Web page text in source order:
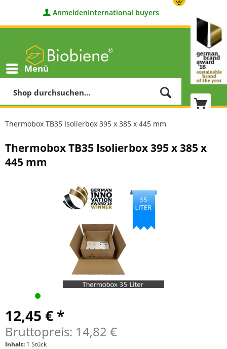
AnmeldenInternational buyers
Menü
Thermobox TB35 Isolierbox 395 x 385 x 445 mm
Thermobox TB35 Isolierbox 395 x 385 x
445 mm
12,45 € *
Bruttopreis: 14,82 €
Inhalt: 1 Stück